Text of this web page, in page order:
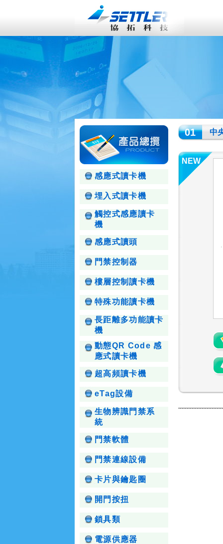
感應式讀卡機
埋入式讀卡機
觸控式感應讀卡
機
感應式讀頭
門禁控制器
樓層控制讀卡機
特殊功能讀卡機
長距離多功能讀卡
機
動態QR Code 感
應式讀卡機
超高頻讀卡機
eTag設備
生物辨識門禁系
統
門禁軟體
門禁連線設備
卡片與鑰匙圈
開門按扭
鎖具類
電源供應器
01 中
NEW